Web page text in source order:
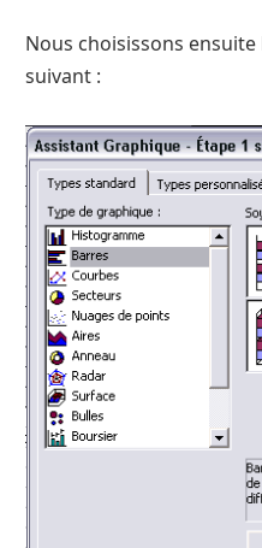
Nous choisissons
suivant :